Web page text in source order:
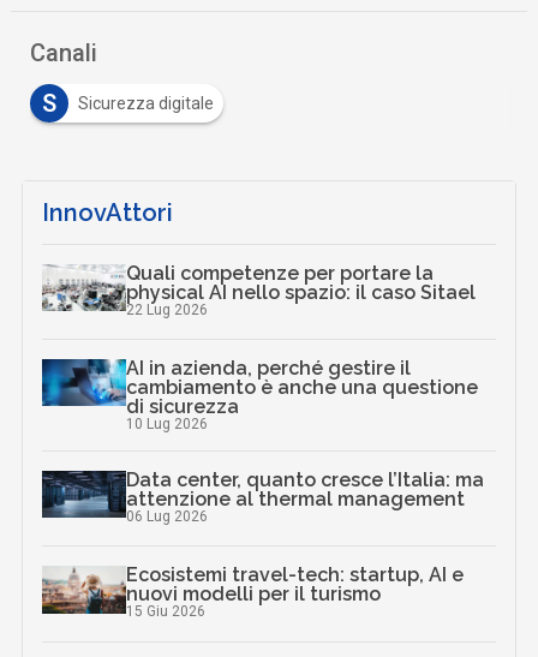
Canali
S
Sicurezza digitale
InnovAttori
Quali competenze per portare la
physical AI nello spazio: il caso Sitael
22 Lug 2026
AI in azienda, perché gestire il
cambiamento è anche una questione
di sicurezza
10 Lug 2026
Data center, quanto cresce l’Italia: ma
attenzione al thermal management
06 Lug 2026
Ecosistemi travel-tech: startup, AI e
nuovi modelli per il turismo
15 Giu 2026